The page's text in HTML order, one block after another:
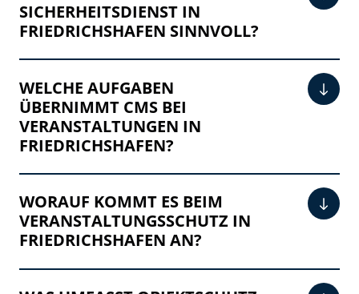
SICHERHEITSDIENST IN
FRIEDRICHSHAFEN SINNVOLL?
WELCHE AUFGABEN
ÜBERNIMMT CMS BEI
VERANSTALTUNGEN IN
FRIEDRICHSHAFEN?
WORAUF KOMMT ES BEIM
VERANSTALTUNGSSCHUTZ IN
FRIEDRICHSHAFEN AN?